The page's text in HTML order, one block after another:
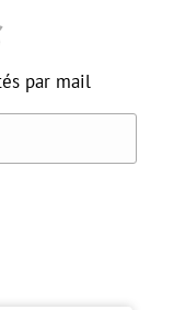
par mail